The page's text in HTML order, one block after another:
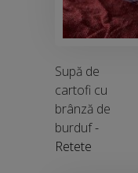
Supă de
cartofi cu
brânză de
burduf-
Retete